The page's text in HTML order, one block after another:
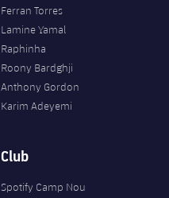
Ferran Torres
Lamine Yamal
Raphinha
Roony Bardghji
Anthony Gordon
Karim Adeyemi
Club
Spotify Camp Nou